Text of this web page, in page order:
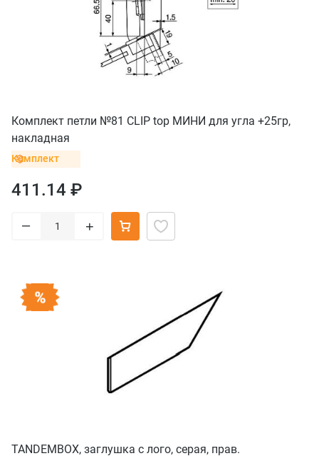
Комплект петли №81 CLIP top МИНИ для угла +25гр,
накладная
Комплект
411.14 ₽
– +
TANDEMBOX, заглушка с лого, серая, прав.